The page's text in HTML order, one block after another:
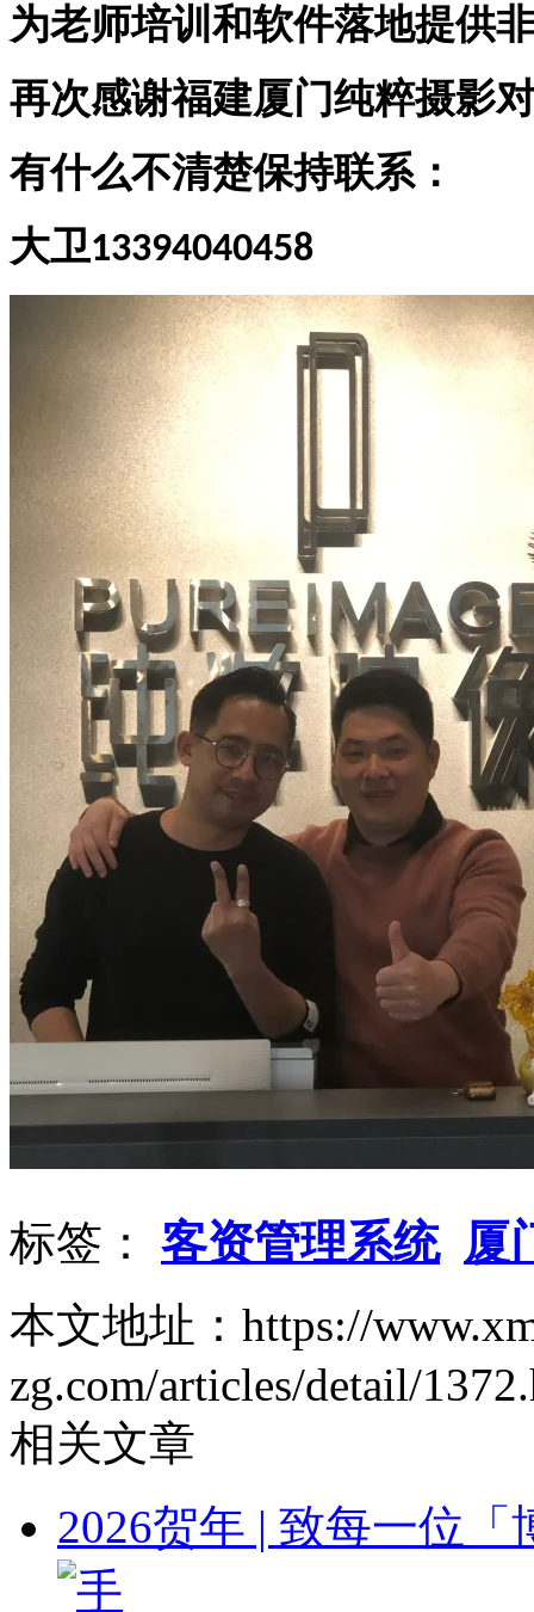
为老师培训和软件落地提供
再次感谢福建厦门纯粹摄影
有什么不清楚保持联系：
大卫13394040458
标签： 客资管理系统 厦
本文地址：https://
zg.com/articles/detail/
相关文章
2026贺年 | 致每一位